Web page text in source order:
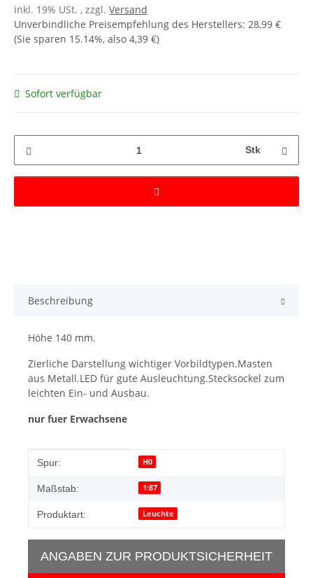
inkl. 19% USt. , zzgl.Versand
Unverbindliche Preisempfehlung des Herstellers:28,99 €
(Sie sparen 15.14%, also4,39 €)
Sofort verfügbar
Stk
Beschreibung
Höhe 140 mm.
Zierliche Darstellung wichtiger Vorbildtypen.Masten
aus Metall.LED für gute Ausleuchtung.Stecksockel zum
leichten Ein- und Ausbau.
nur fuer Erwachsene
Produkteigenschaft
Wert
Spur: H0
Maßstab: 1:87
Produktart: Leuchte
ANGABEN ZUR PRODUKTSICHERHEIT